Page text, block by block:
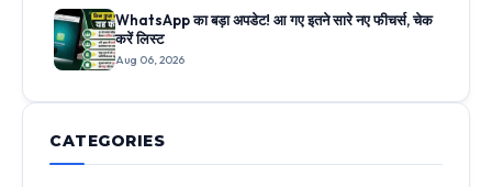
WhatsApp का बड़ा अपडेट! आ गए इतने सारे नए फीचर्स, चेक
करें लिस्ट
Aug 06, 2026
CATEGORIES